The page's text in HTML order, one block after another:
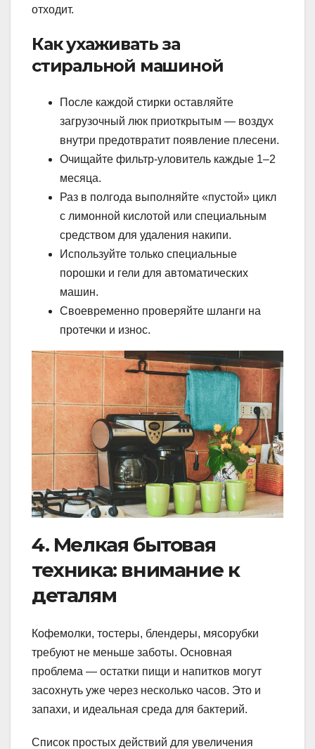
отходит.
Как ухаживать за
стиральной машиной
После каждой стирки оставляйте
загрузочный люк приоткрытым — воздух
внутри предотвратит появление плесени.
Очищайте фильтр-уловитель каждые 1–2
месяца.
Раз в полгода выполняйте «пустой» цикл
с лимонной кислотой или специальным
средством для удаления накипи.
Используйте только специальные
порошки и гели для автоматических
машин.
Своевременно проверяйте шланги на
протечки и износ.
4. Мелкая бытовая
техника: внимание к
деталям
Кофемолки, тостеры, блендеры, мясорубки
требуют не меньше заботы. Основная
проблема — остатки пищи и напитков могут
засохнуть уже через несколько часов. Это и
запахи, и идеальная среда для бактерий.
Список простых действий для увеличения